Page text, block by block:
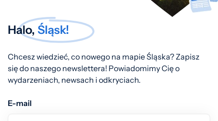
Halo, Śląsk!
Chcesz wiedzieć, co nowego na mapie Śląska? Zapisz
się do naszego newslettera! Powiadomimy Cię o
wydarzeniach, newsach i odkryciach.
E-mail